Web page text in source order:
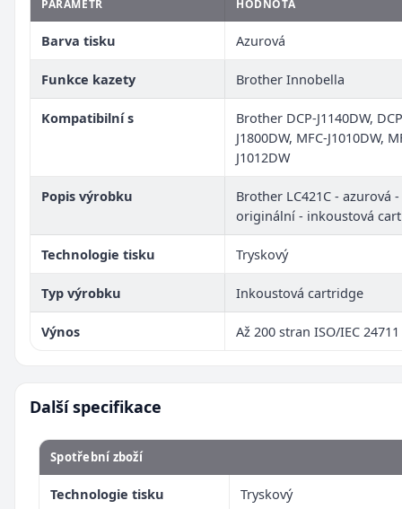
PARAMETR HODNOTA
Barva tisku Azurová
Funkce kazety Brother Innobella
Kompatibilní s
Brother DCP-J1140DW,
J1800DW, MFC-J1010DW,
J1012DW
Popis výrobku
Brother LC421C - azurová -
originální - inkoustová
Technologie tisku Tryskový
Typ výrobku Inkoustová cartridge
Výnos Až 200 stran ISO/IEC 24711
Další specifikace
Spotřební zboží
Technologie tisku Tryskový